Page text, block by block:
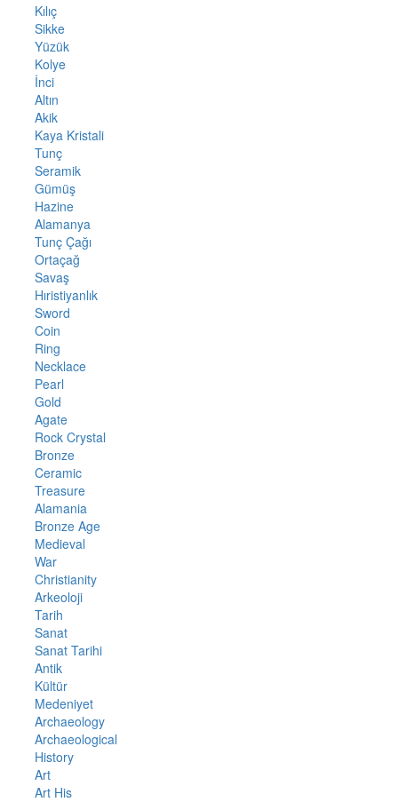
Kılıç
Sikke
Yüzük
Kolye
İnci
Altın
Akik
Kaya Kristali
Tunç
Seramik
Gümüş
Hazine
Alamanya
Tunç Çağı
Ortaçağ
Savaş
Hıristiyanlık
Sword
Coin
Ring
Necklace
Pearl
Gold
Agate
Rock Crystal
Bronze
Ceramic
Treasure
Alamania
Bronze Age
Medieval
War
Christianity
Arkeoloji
Tarih
Sanat
Sanat Tarihi
Antik
Kültür
Medeniyet
Archaeology
Archaeological
History
Art
Art His